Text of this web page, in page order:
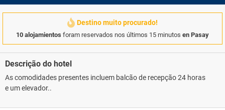
Destino muito procurado!
10 alojamientos foram reservados nos últimos 15 minutos en Pasay
Descrição do hotel
As comodidades presentes incluem balcão de recepção 24 horas
e um elevador..